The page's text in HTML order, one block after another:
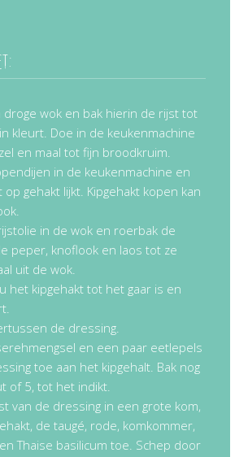
droge wok en bak hierin de rijst tot
kleurt. Doe in de keukenmachine
en maal tot fijn broodkruim.
in de keukenmachine en
gehakt lijkt. Kipgehakt kopen kan
in de wok en roerbak de
peper, knoflook en laos tot ze
uit de wok.
het kipgehakt tot het gaar is en
de dressing.
en een paar eetlepels
toe aan het kipgehalt. Bak nog
of 5, tot het indikt.
van de dressing in een grote kom,
de taugé, rode, komkommer,
Thaise basilicum toe. Schep door